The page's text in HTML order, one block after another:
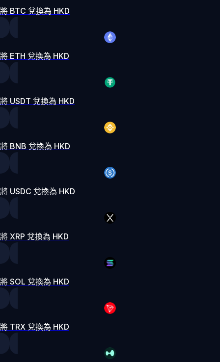
將 BTC 兌換為 HKD
將 ETH 兌換為 HKD
將 USDT 兌換為 HKD
將 BNB 兌換為 HKD
將 USDC 兌換為 HKD
將 XRP 兌換為 HKD
將 SOL 兌換為 HKD
將 TRX 兌換為 HKD